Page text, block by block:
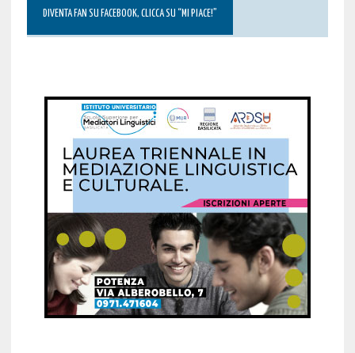
DIVENTA FAN SU FACEBOOK, CLICCA SU “MI PIACE!”